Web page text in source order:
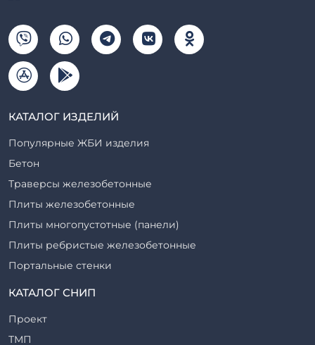
КАТАЛОГ ИЗДЕЛИЙ
Популярные ЖБИ изделия
Бетон
Траверсы железобетонные
Плиты железобетонные
Плиты многопустотные (панели)
Плиты ребристые железобетонные
Портальные стенки
Прогоны железобетонные
Ригели железобетонные
КАТАЛОГ СНИП
Проект
ТМП